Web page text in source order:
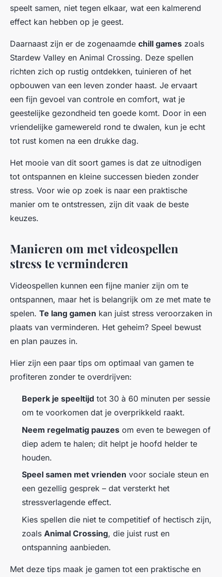
speelt samen, niet tegen elkaar, wat een kalmerend
effect kan hebben op je geest.
Daarnaast zijn er de zogenaamde chill games zoals
Stardew Valley en Animal Crossing. Deze spellen
richten zich op rustig ontdekken, tuinieren of het
opbouwen van een leven zonder haast. Je ervaart
een fijn gevoel van controle en comfort, wat je
geestelijke gezondheid ten goede komt. Door in een
vriendelijke gamewereld rond te dwalen, kun je echt
tot rust komen na een drukke dag.
Het mooie van dit soort games is dat ze uitnodigen
tot ontspannen en kleine successen bieden zonder
stress. Voor wie op zoek is naar een praktische
manier om te ontstressen, zijn dit vaak de beste
keuzes.
Manieren om met videospellen
stress te verminderen
Videospellen kunnen een fijne manier zijn om te
ontspannen, maar het is belangrijk om ze met mate te
spelen. Te lang gamen kan juist stress veroorzaken in
plaats van verminderen. Het geheim? Speel bewust
en plan pauzes in.
Hier zijn een paar tips om optimaal van gamen te
profiteren zonder te overdrijven:
Beperk je speeltijd tot 30 à 60 minuten per sessie
om te voorkomen dat je overprikkeld raakt.
Neem regelmatig pauzes om even te bewegen of
diep adem te halen; dit helpt je hoofd helder te
houden.
Speel samen met vrienden voor sociale steun en
een gezellig gesprek – dat versterkt het
stressverlagende effect.
Kies spellen die niet te competitief of hectisch zijn,
zoals Animal Crossing, die juist rust en
ontspanning aanbieden.
Met deze tips maak je gamen tot een praktische en